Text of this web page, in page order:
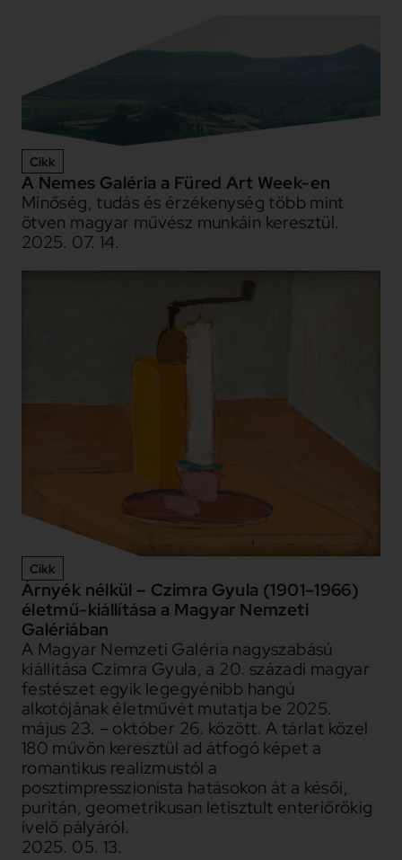
Cikk
A Nemes Galéria a Füred Art Week-en
Minőség, tudás és érzékenység több mint
ötven magyar művész munkáin keresztül.
2025. 07. 14.
Cikk
Árnyék nélkül – Czimra Gyula (1901–1966)
életmű-kiállítása a Magyar Nemzeti
Galériában
A Magyar Nemzeti Galéria nagyszabású
kiállítása Czimra Gyula, a 20. századi magyar
festészet egyik legegyénibb hangú
alkotójának életművét mutatja be 2025.
május 23. – október 26. között. A tárlat közel
180 művön keresztül ad átfogó képet a
romantikus realizmustól a
posztimpresszionista hatásokon át a késői,
puritán, geometrikusan letisztult enteriőrökig
ívelő pályáról.
2025. 05. 13.